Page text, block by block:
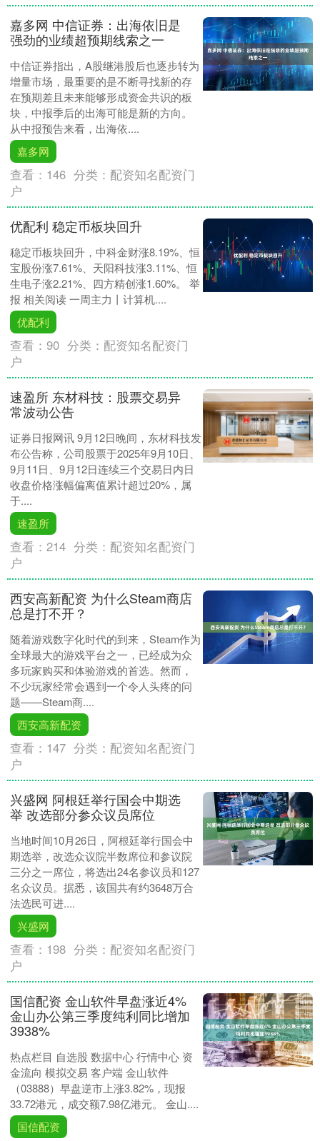
嘉多网 中信证券：出海依旧是
强劲的业绩超预期线索之一
中信证券指出，A股继港股后也逐步转为
增量市场，最重要的是不断寻找新的存
在预期差且未来能够形成资金共识的板
块，中报季后的出海可能是新的方向。
从中报预告来看，出海依....
嘉多网
查看： 146 分类： 配资知名配资门
户
优配利 稳定币板块回升
稳定币板块回升，中科金财涨8.19%、恒
宝股份涨7.61%、天阳科技涨3.11%、恒
生电子涨2.21%、四方精创涨1.60%。 举
报 相关阅读 一周主力丨计算机....
优配利
查看：90 分类： 配资知名配资门
户
速盈所 东材科技：股票交易异
常波动公告
证券日报网讯 9月12日晚间，东材科技发
布公告称，公司股票于2025年9月10日、
9月11日、9月12日连续三个交易日内日
收盘价格涨幅偏离值累计超过20%，属
于....
速盈所
查看：214 分类： 配资知名配资门
户
西安高新配资 为什么Steam商店
总是打不开？
随着游戏数字化时代的到来，Steam作为
全球最大的游戏平台之一，已经成为众
多玩家购买和体验游戏的首选。然而，
不少玩家经常会遇到一个令人头疼的问
题——Steam商....
西安高新配资
查看： 147 分类： 配资知名配资门
户
兴盛网 阿根廷举行国会中期选
举 改选部分参众议员席位
当地时间10月26日，阿根廷举行国会中
期选举，改选众议院半数席位和参议院
三分之一席位，将选出24名参议员和127
名众议员。据悉，该国共有约3648万合
法选民可进....
兴盛网
查看： 198 分类： 配资知名配资门
户
国信配资 金山软件早盘涨近4%
金山办公第三季度纯利同比增加
3938%
热点栏目 自选股 数据中心 行情中心 资
金流向 模拟交易 客户端 金山软件
（03888）早盘逆市上涨3.82%，现报
33.72港元，成交额7.98亿港元。 金山....
国信配资